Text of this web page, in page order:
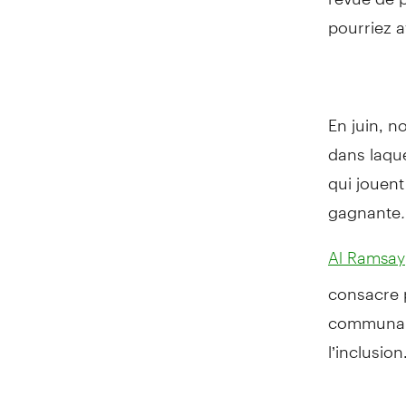
pourriez
En juin,
dans
qui
gagnante
Al Ramsay
consacre